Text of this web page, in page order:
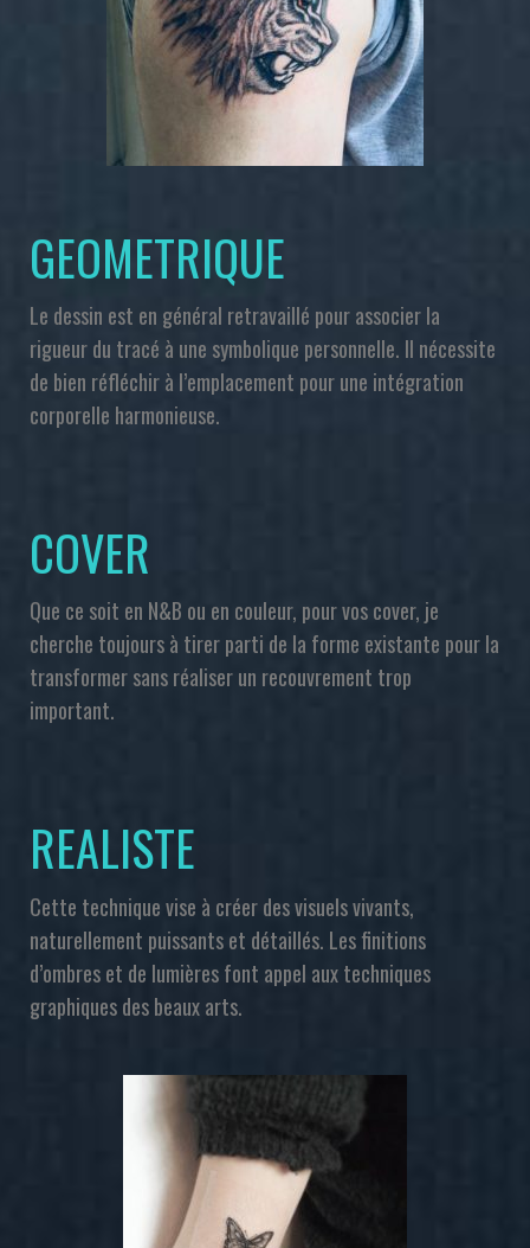
GEOMETRIQUE
Le dessin est en général retravaillé pour associer la
rigueur du tracé à une symbolique personnelle. Il nécessite
de bien réfléchir à l’emplacement pour une intégration
corporelle harmonieuse.
COVER
Que ce soit en N&B ou en couleur, pour vos cover, je
cherche toujours à tirer parti de la forme existante pour la
transformer sans réaliser un recouvrement trop
important.
REALISTE
Cette technique vise à créer des visuels vivants,
naturellement puissants et détaillés. Les finitions
d’ombres et de lumières font appel aux techniques
graphiques des beaux arts.